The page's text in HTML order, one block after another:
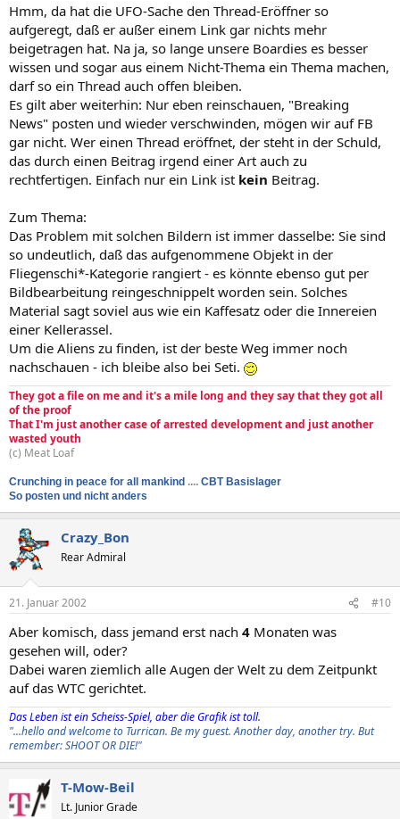
Hmm, da hat die UFO-Sache den Thread-Eröffner so
aufgeregt, daß er außer einem Link gar nichts mehr
beigetragen hat. Na ja, so lange unsere Boardies es besser
wissen und sogar aus einem Nicht-Thema ein Thema machen,
darf so ein Thread auch offen bleiben.
Es gilt aber weiterhin: Nur eben reinschauen, "Breaking
News" posten und wieder verschwinden, mögen wir auf FB
gar nicht. Wer einen Thread eröffnet, der steht in der Schuld,
das durch einen Beitrag irgend einer Art auch zu
rechtfertigen. Einfach nur ein Link ist kein Beitrag.
Zum Thema:
Das Problem mit solchen Bildern ist immer dasselbe: Sie sind
so undeutlich, daß das aufgenommene Objekt in der
Fliegenschi*-Kategorie rangiert - es könnte ebenso gut per
Bildbearbeitung reingeschnippelt worden sein. Solches
Material sagt soviel aus wie ein Kaffesatz oder die Innereien
einer Kellerassel.
Um die Aliens zu finden, ist der beste Weg immer noch
nachschauen - ich bleibe also bei Seti.
They got a file on me and it's a mile long and they say that they got all
of the proof
That I'm just another case of arrested development and just another
wasted youth
(c) Meat Loaf
Crunching in peace for all mankind .... CBT Basislager
So posten und nicht anders
Crazy_Bon
Rear Admiral
21. Januar 2002 #10
Aber komisch, dass jemand erst nach 4 Monaten was
gesehen will, oder?
Dabei waren ziemlich alle Augen der Welt zu dem Zeitpunkt
auf das WTC gerichtet.
Das Leben ist ein Scheiss-Spiel, aber die Grafik ist toll.
"...hello and welcome to Turrican. Be my guest. Another day, another try. But
remember: SHOOT OR DIE!"
T-Mow-Beil
Lt. Junior Grade